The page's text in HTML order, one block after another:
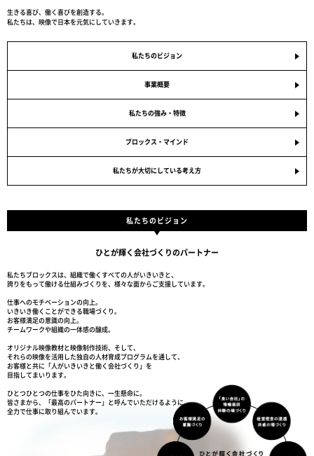
生きる喜び、働く喜びを創造する。
私たちは、映像で日本を元気にしていきます。
私たちのビジョン
事業概要
私たちの強み・特徴
ブロックス・マインド
私たちが大切にしている考え方
私たちのビジョン
ひとが輝く会社づくりのパートナー
私たちブロックスは、組織で働くすべての人がいきいきと、
誇りをもって働ける仕組みづくりを、様々な面からご支援しています。
仕事へのモチベーションの向上。
いきいき働くことができる職場づくり。
お客様満足の意識の向上。
チームワークや組織の一体感の醸成。
オリジナル映像教材と映像制作技術、そして、
それらの映像を活用した独自の人材育成プログラムを通して、
お客様と共に「人がいきいきと働く会社づくり」を
目指してまいります。
ひとつひとつの仕事をひた向きに、一生懸命に。
皆さまから、「最高のパートナー」と呼んでいただけるように、
全力で仕事に取り組んでいます。